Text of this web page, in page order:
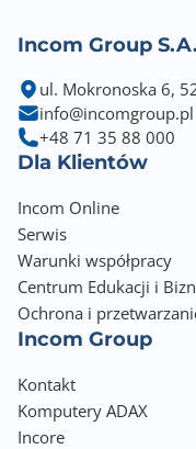
Incom Group
ul. Mokronoska 6,
info@incomgroup.pl
+48 71 35 88 000
Dla Klientów
Incom Online
Serwis
Warunki współpracy
Centrum Edukacji i
Ochrona i
Incom Group
Kontakt
Komputery ADAX
Incore